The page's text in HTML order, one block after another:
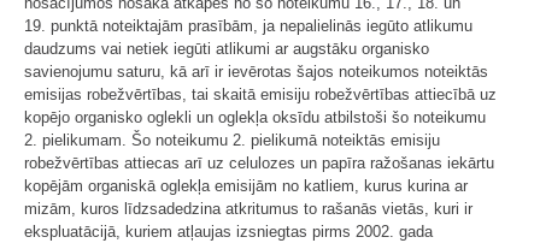
19. punktā noteiktajām prasībām, ja nepalielinās iegūto atlikumu
daudzums vai netiek iegūti atlikumi ar augstāku organisko
savienojumu saturu, kā arī ir ievērotas šajos noteikumos noteiktās
emisijas robežvērtības, tai skaitā emisiju robežvērtības attiecībā uz
kopējo organisko oglekli un oglekļa oksīdu atbilstoši šo noteikumu
2. pielikumam. Šo noteikumu 2. pielikumā noteiktās emisiju
robežvērtības attiecas arī uz celulozes un papīra ražošanas iekārtu
kopējām organiskā oglekļa emisijām no katliem, kurus kurina ar
mizām, kuros līdzsadedzina atkritumus to rašanās vietās, kuri ir
ekspluatācijā, kuriem atļaujas izsniegtas pirms 2002. gada